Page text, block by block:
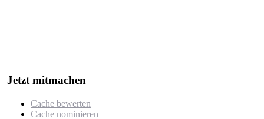
Jetzt mitmachen
Cache bewerten
Cache nominieren